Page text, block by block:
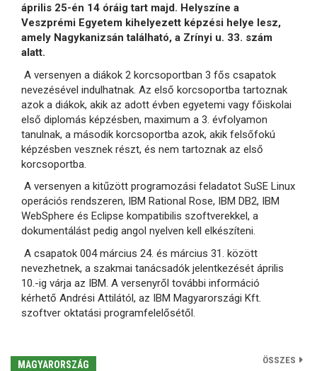
április 25-én 14 óráig tart majd. Helyszíne a
Veszprémi Egyetem kihelyezett képzési helye lesz,
amely Nagykanizsán található, a Zrínyi u. 33. szám
alatt.
A versenyen a diákok 2 korcsoportban 3 fős csapatok
nevezésével indulhatnak. Az első korcsoportba tartoznak
azok a diákok, akik az adott évben egyetemi vagy főiskolai
első diplomás képzésben, maximum a 3. évfolyamon
tanulnak, a második korcsoportba azok, akik felsőfokú
képzésben vesznek részt, és nem tartoznak az első
korcsoportba.
A versenyen a kitűzött programozási feladatot SuSE Linux
operációs rendszeren, IBM Rational Rose, IBM DB2, IBM
WebSphere és Eclipse kompatibilis szoftverekkel, a
dokumentálást pedig angol nyelven kell elkészíteni.
A csapatok 004 március 24. és március 31. között
nevezhetnek, a szakmai tanácsadók jelentkezését április
10.-ig várja az IBM. A versenyről további információ
kérhető Andrési Attilától, az IBM Magyarországi Kft.
szoftver oktatási programfelelősétől.
MAGYARORSZÁG ÖSSZES